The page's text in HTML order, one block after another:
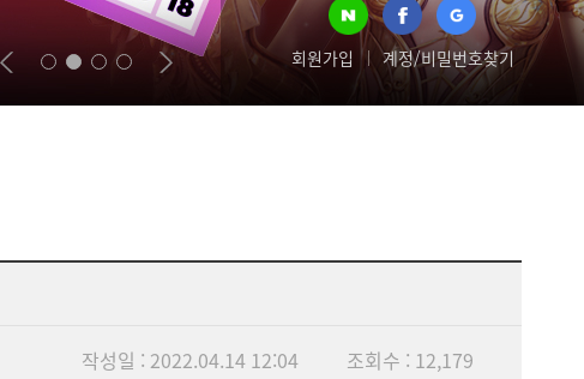
회원가입 계정/비밀번호찾기
작성일 : 2022.04.14 12:04 조회수 : 12,179